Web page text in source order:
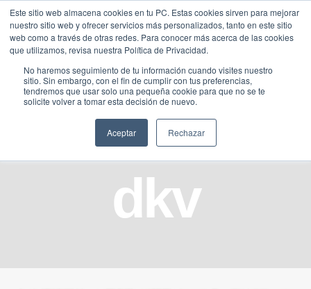
Este sitio web almacena cookies en tu PC. Estas cookies sirven para mejorar
nuestro sitio web y ofrecer servicios más personalizados, tanto en este sitio
web como a través de otras redes. Para conocer más acerca de las cookies
que utilizamos, revisa nuestra Política de Privacidad.
No haremos seguimiento de tu información cuando visites nuestro
sitio. Sin embargo, con el fin de cumplir con tus preferencias,
tendremos que usar solo una pequeña cookie para que no se te
solicite volver a tomar esta decisión de nuevo.
Aceptar Rechazar
Saltar
contenido
dkv
Traducir »